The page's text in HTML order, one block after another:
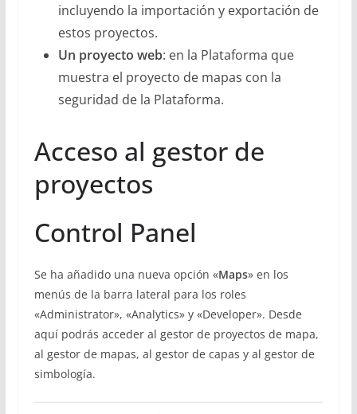
incluyendo la importación y exportación de
estos proyectos.
Un proyecto web: en la Plataforma que
muestra el proyecto de mapas con la
seguridad de la Plataforma.
Acceso al gestor de
proyectos
Control Panel
Se ha añadido una nueva opción «Maps» en los
menús de la barra lateral para los roles
«Administrator», «Analytics» y «Developer». Desde
aquí podrás acceder al gestor de proyectos de mapa,
al gestor de mapas, al gestor de capas y al gestor de
simbología.